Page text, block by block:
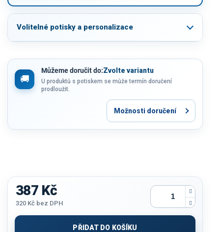
Volitelné potisky a personalizace
Můžeme doručit do:Zvolte variantu
U produktů s potiskem se může termín doručení
prodloužit.
Možnosti doručení
387 Kč
320 Kč bez DPH
cena:
PŘIDAT DO KOŠÍKU